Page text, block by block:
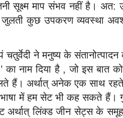
सूक्ष्‍म माप संभव नहीं है। अत:
कुछ उपकरण व्‍यवस्‍था
चतुर्वेदी ने मनुष्‍य के
का नाम दिया है , जो इस बात
हैं। अर्थात् अनेक एक साथ
में हम सेट भी कह सकते हैं।
अर्थात् लिंक्ड जीन सेट्स के समूह